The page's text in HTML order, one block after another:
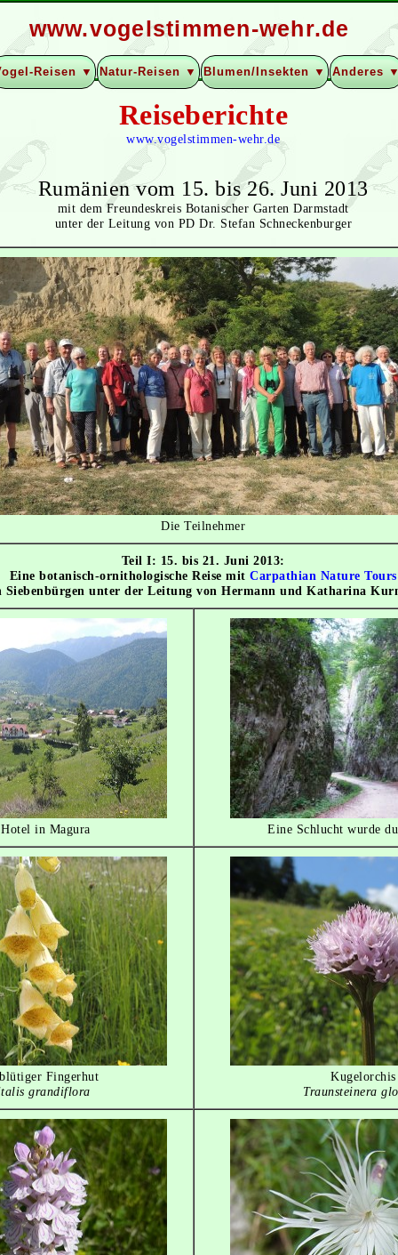
www.vogelstimmen-wehr.de
Reisen ▼ Natur-Reisen ▼ Blumen/Insekten ▼ Anderes
Reiseberichte
www.vogelstimmen-wehr.de
Rumänien vom 15. bis 26. Juni 2013
mit dem Freundeskreis Botanischer Garten Darmstadt
unter der Leitung von PD Dr. Stefan Schneckenburger
Die Teilnehmer
Teil I: 15. bis 21. Juni 2013:
Eine botanisch-ornithologische Reise mitCarpathian Nature Tours
Siebenbürgen unter der Leitung von Hermann und Katharina
in Magura Eine Schlucht wurde
Fingerhut
grandiflora
Kugelorchis
Traunsteinera